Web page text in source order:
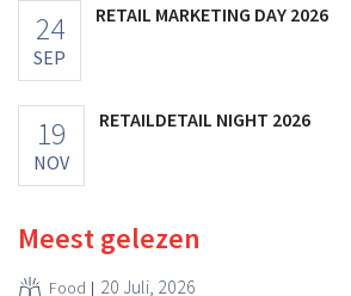
24
SEP
RETAIL MARKETING DAY 2026
19
NOV
RETAILDETAIL NIGHT 2026
Meest gelezen
Food 20 Juli, 2026